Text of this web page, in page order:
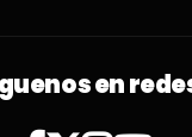
en